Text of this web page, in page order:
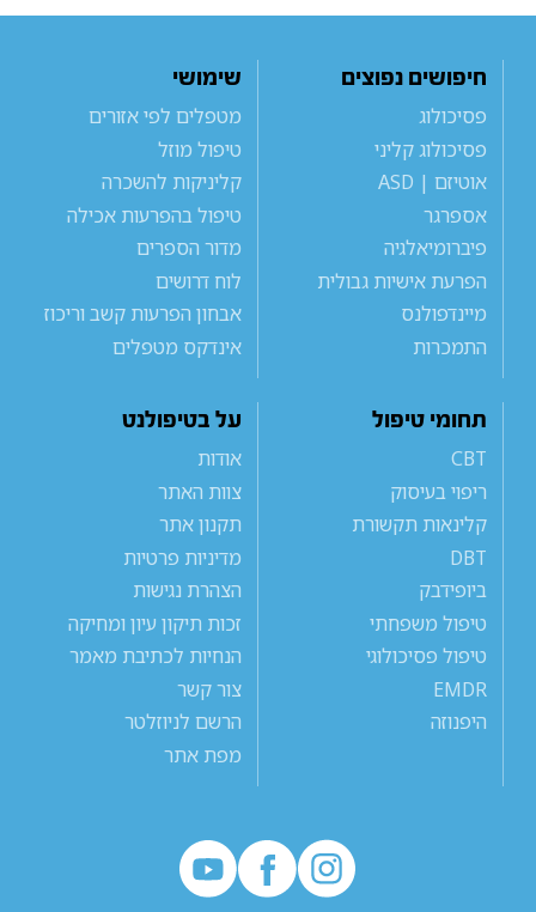
חיפושים נפוצים
פסיכולוג
פסיכולוג קליני
אוטיזם | ASD
אספרגר
פיברומיאלגיה
הפרעת אישיות גבולית
מיינדפולנס
התמכרות
שימושי
מטפלים לפי אזורים
טיפול מוזל
קליניקות להשכרה
טיפול בהפרעות אכילה
מדור הספרים
לוח דרושים
אבחון הפרעות קשב וריכוז
אינדקס מטפלים
תחומי טיפול
CBT
ריפוי בעיסוק
קלינאות תקשורת
DBT
ביופידבק
טיפול משפחתי
טיפול פסיכולוגי
EMDR
היפנוזה
על בטיפולנט
אודות
צוות האתר
תקנון אתר
מדיניות פרטיות
הצהרת נגישות
זכות תיקון עיון ומחיקה
הנחיות לכתיבת מאמר
צור קשר
הרשם לניוזלטר
מפת אתר